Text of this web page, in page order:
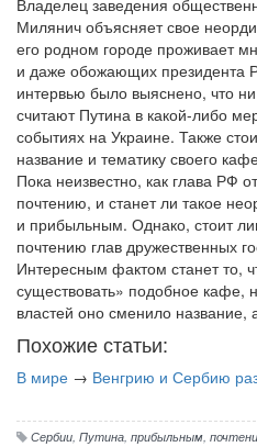
Владелец заведения
Милянич объясняет свое
его родном городе проживает
и даже обожающих президента
интервью было выяснено, что
считают Путина в какой-либо
событиях на Украине. Также
название и тематику своего
Пока неизвестно, как глава РФ
почтению, и станет ли такое
и прибыльным. Однако, стоит
почтению глав дружественных
Интересным фактом станет то,
существовать» подобное кафе,
властей оно сменило название,
Похожие статьи:
В мире → Венгрию и Сербию
Сербии, Путина, прибыльным,